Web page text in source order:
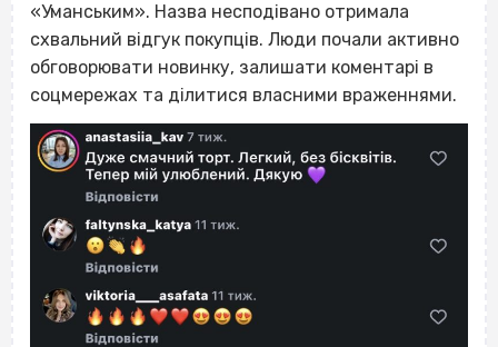
«Уманським». Назва несподівано отримала
схвальний відгук покупців. Люди почали активно
обговорювати новинку, залишати коментарі в
соцмережах та ділитися власними враженнями.